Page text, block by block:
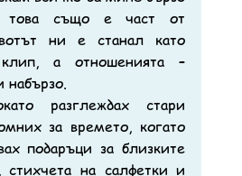
също е част от
ни е станал като
а отношенията –
набързо.
разглеждах стари
за времето, когато
подаръци за близките
стихчета на салфетки и